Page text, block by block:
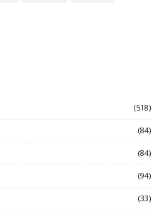
(518)
(84)
(84)
(94)
(33)